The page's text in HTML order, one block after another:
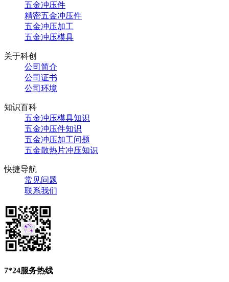
五金冲压件
精密五金冲压件
五金冲压加工
五金冲压模具
关于科创
公司简介
公司证书
公司环境
知识百科
五金冲压模具知识
五金冲压件知识
五金冲压加工问题
五金散热片冲压知识
快捷导航
常见问题
联系我们
7*24服务热线